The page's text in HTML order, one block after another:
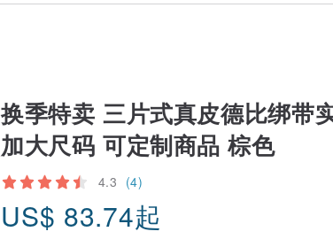
换季特卖 三片式真皮德比绑带
加大尺码 可定制商品 棕色
4.3 (4)
US$ 83.74起